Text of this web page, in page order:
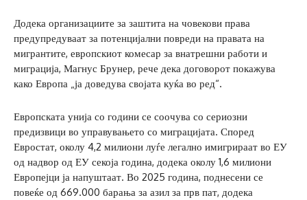
Додека организациите за заштита на човекови права
предупредуваат за потенцијални повреди на правата на
мигрантите, европскиот комесар за внатрешни работи и
миграција, Магнус Брунер, рече дека договорот покажува
како Европа „ја доведува својата куќа во ред“.
Европската унија со години се соочува со сериозни
предизвици во управувањето со миграцијата. Според
Евростат, околу 4,2 милиони луѓе легално имигрираат во ЕУ
од надвор од ЕУ секоја година, додека околу 1,6 милиони
Европејци ја напуштаат. Во 2025 година, поднесени се
повеќе од 669.000 барања за азил за прв пат, додека